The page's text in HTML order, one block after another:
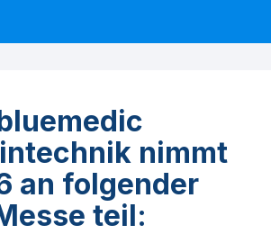
nimmt
an folgender
teil: